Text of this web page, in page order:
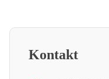
Kontakt